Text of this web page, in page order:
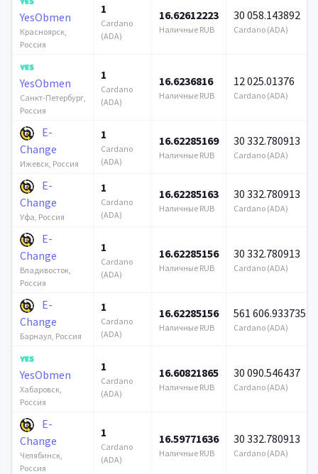
YesObmen
Красноярск,
Россия
1
Cardano
(ADA)
16.62612223
Наличные RUB
30 058.143892
Cardano (ADA)
YesObmen
Санкт-Петербург,
Россия
1
Cardano
(ADA)
16.6236816
Наличные RUB
12 025.01376
Cardano (ADA)
E-
Change
Ижевск, Россия
1
Cardano
(ADA)
16.62285169
Наличные RUB
30 332.780913
Cardano (ADA)
E-
Change
Уфа, Россия
1
Cardano
(ADA)
16.62285163
Наличные RUB
30 332.780913
Cardano (ADA)
E-
Change
Владивосток,
Россия
1
Cardano
(ADA)
16.62285156
Наличные RUB
30 332.780913
Cardano (ADA)
E-
Change
Барнаул, Россия
1
Cardano
(ADA)
16.62285156
Наличные RUB
561 606.933735
Cardano (ADA)
YesObmen
Хабаровск,
Россия
1
Cardano
(ADA)
16.60821865
Наличные RUB
30 090.546437
Cardano (ADA)
E-
Change
Челябинск,
Россия
1
Cardano
(ADA)
16.59771636
Наличные RUB
30 332.780913
Cardano (ADA)